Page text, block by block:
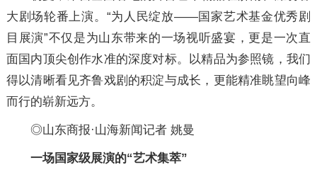
大剧场轮番上演。“为人民绽放——国家艺术基金优秀剧
目展演”不仅是为山东带来的一场视听盛宴，更是一次直
面国内顶尖创作水准的深度对标。以精品为参照镜，我们
得以清晰看见齐鲁戏剧的积淀与成长，更能精准眺望向峰
而行的崭新远方。
◎山东商报·山海新闻记者 姚曼
一场国家级展演的“艺术集萃”